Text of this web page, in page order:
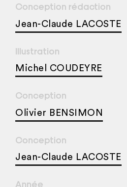
Conception rédaction
Jean-Claude LACOSTE
Illustration
Michel COUDEYRE
Conception
Olivier BENSIMON
Conception
Jean-Claude LACOSTE
Année